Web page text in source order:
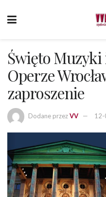
Święto Muzyki
Operze
zaproszenie
Dodane przezVV